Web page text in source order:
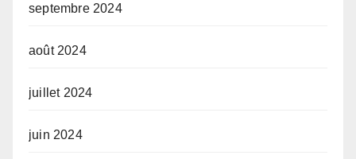
septembre 2024
août 2024
juillet 2024
juin 2024